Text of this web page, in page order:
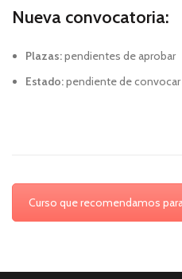
Nueva convocatoria:
Plazas:pendientes de aprobar
Estado:pendiente de convocar
Curso que recomendamos para